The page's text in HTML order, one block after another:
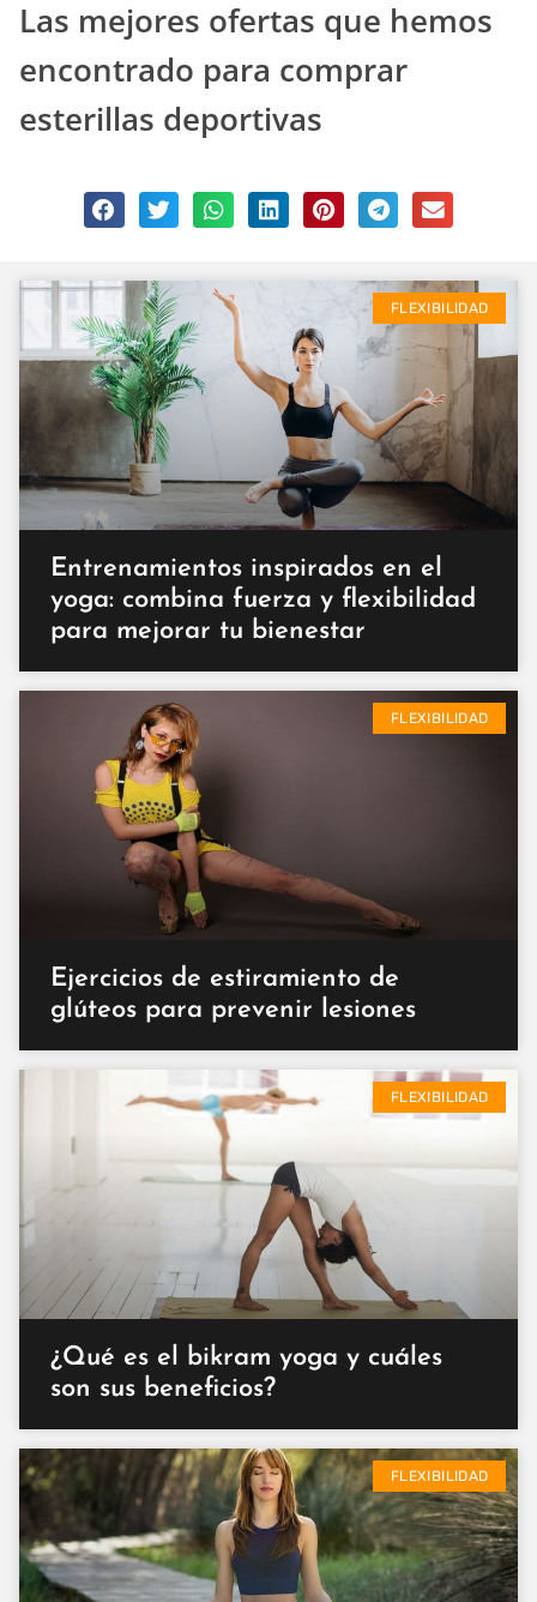
Las mejores ofertas que hemos
encontrado para comprar
esterillas deportivas
FLEXIBILIDAD
Entrenamientos inspirados en el
yoga: combina fuerza y flexibilidad
para mejorar tu bienestar
FLEXIBILIDAD
Ejercicios de estiramiento de
glúteos para prevenir lesiones
FLEXIBILIDAD
¿Qué es el bikram yoga y cuáles
son sus beneficios?
FLEXIBILIDAD